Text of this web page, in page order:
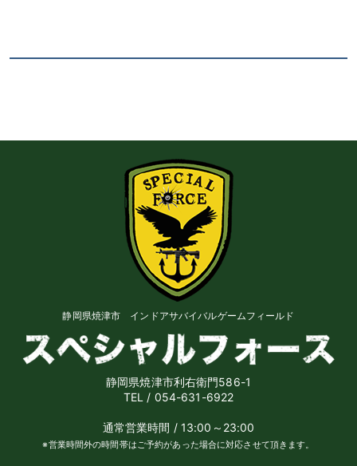
静岡県焼津市 インドアサバイバルゲームフィールド
静岡県焼津市利右衛門586-1
TEL / 054-631-6922
通常営業時間 / 13:00～23:00
※営業時間外の時間帯はご予約があった場合に対応させて頂きます。